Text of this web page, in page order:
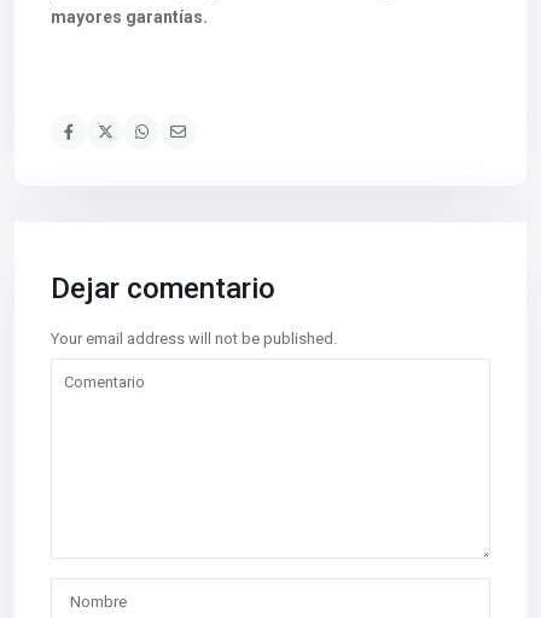
mayores garantías.
Dejar comentario
Your email address will not be published.